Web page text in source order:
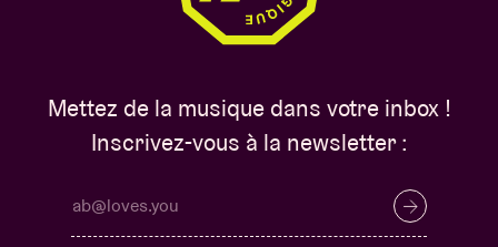
Mettez de la musique dans votre inbox !
Inscrivez-vous à la newsletter :